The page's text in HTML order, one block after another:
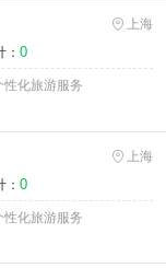
上海
0
化旅游服务
上海
0
化旅游服务